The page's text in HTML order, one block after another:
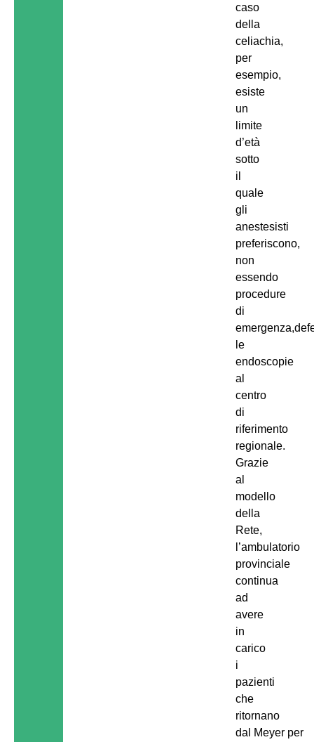
caso
della
celiachia,
per
esempio,
esiste
un
limite
d’età
sotto
il
quale
gli
anestesisti
preferiscono,
non
essendo
procedure
di
le
endoscopie
al
centro
di
riferimento
regionale.
Grazie
al
modello
della
Rete,
l’ambulatorio
provinciale
continua
ad
avere
in
carico
i
pazienti
che
ritornano
dal Meyer per